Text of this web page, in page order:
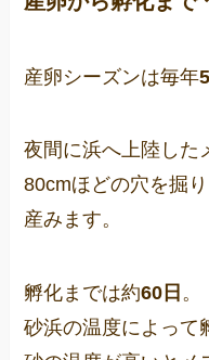
産卵シーズンは毎年
夜間に浜へ上陸した
80cmほどの穴を掘
産みます。
孵化までは約60日 。
砂浜の温度によって